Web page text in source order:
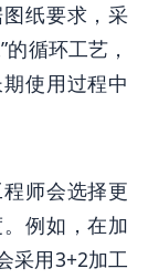
纸要求，采
循环工艺，
使用过程中
师会选择更
例如，在加
采用3+2加工